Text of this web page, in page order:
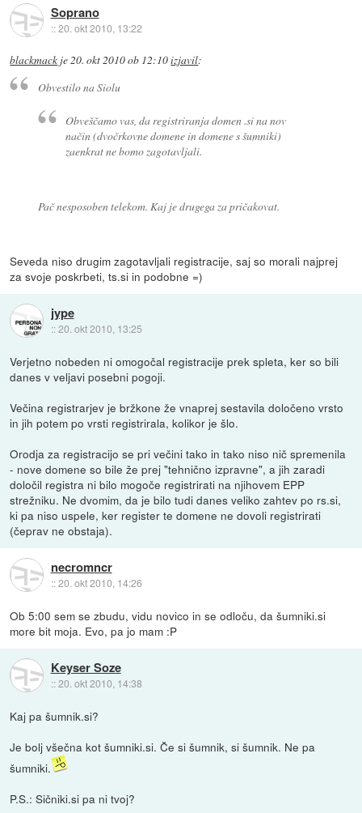
Soprano
::20. okt 2010, 13:22
blackmack je20. okt 2010 ob 12:10izjavil:
Obvestilo na Siolu
Obveščamo vas, da registriranja domen .si na nov
način (dvočrkovne domene in domene s šumniki)
zaenkrat ne bomo zagotavljali.
Pač nesposoben telekom. Kaj je drugega za pričakovat.
Seveda niso drugim zagotavljali registracije, saj so morali najprej
za svoje poskrbeti, ts.si in podobne =)
jype
::20. okt 2010, 13:25
Verjetno nobeden ni omogočal registracije prek spleta, ker so bili
danes v veljavi posebni pogoji.
Večina registrarjev je bržkone že vnaprej sestavila določeno vrsto
in jih potem po vrsti registrirala, kolikor je šlo.
Orodja za registracijo se pri večini tako in tako niso nič spremenila
- nove domene so bile že prej "tehnično izpravne", a jih zaradi
določil registra ni bilo mogoče registrirati na njihovem EPP
strežniku. Ne dvomim, da je bilo tudi danes veliko zahtev po rs.si,
ki pa niso uspele, ker register te domene ne dovoli registrirati
(čeprav ne obstaja).
necromncr
::20. okt 2010, 14:26
Ob 5:00 sem se zbudu, vidu novico in se odloču, da šumniki.si
more bit moja. Evo, pa jo mam :P
Keyser Soze
::20. okt 2010, 14:38
Kaj pa šumnik.si?
Je bolj všečna kot šumniki.si. Če si šumnik, si šumnik. Ne pa
šumniki.
P.S.: Sičniki.si pa ni tvoj?